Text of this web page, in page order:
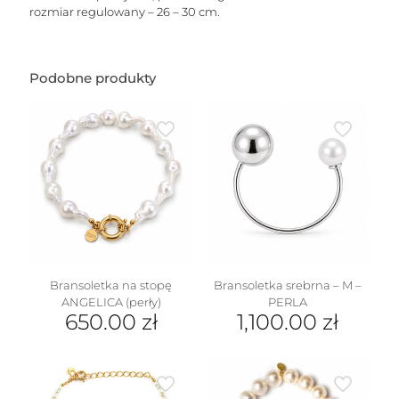
rozmiar regulowany – 26 – 30 cm.
Podobne produkty
Bransoletka na stopę
ANGELICA (perły)
650.00 zł
ma
Bransoletka srebrna – M –
PERLA
1,100.00 zł